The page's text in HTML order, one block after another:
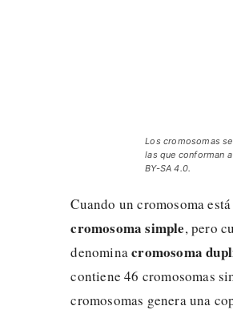
Los cromosomas
las que conforman
BY-SA 4.0.
Cuando un cromosoma
cromosoma simple, pero
denominacromosoma
contiene 46 cromosomas
cromosomas genera una